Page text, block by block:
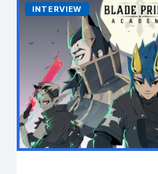
INTERVIEW